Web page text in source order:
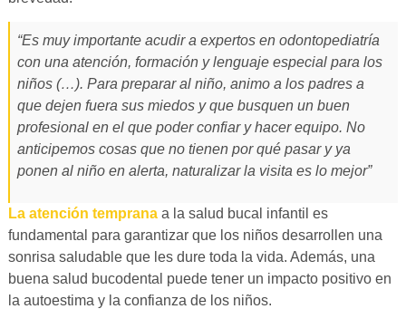
“Es muy importante acudir a expertos en odontopediatría
con una atención, formación y lenguaje especial para los
niños (…). Para preparar al niño, animo a los padres a
que dejen fuera sus miedos y que busquen un buen
profesional en el que poder confiar y hacer equipo. No
anticipemos cosas que no tienen por qué pasar y ya
ponen al niño en alerta, naturalizar la visita es lo mejor”
La atención tempranaa la salud bucal infantil es
fundamental para garantizar que los niños desarrollen una
sonrisa saludable que les dure toda la vida. Además, una
buena salud bucodental puede tener un impacto positivo en
la autoestima y la confianza de los niños.